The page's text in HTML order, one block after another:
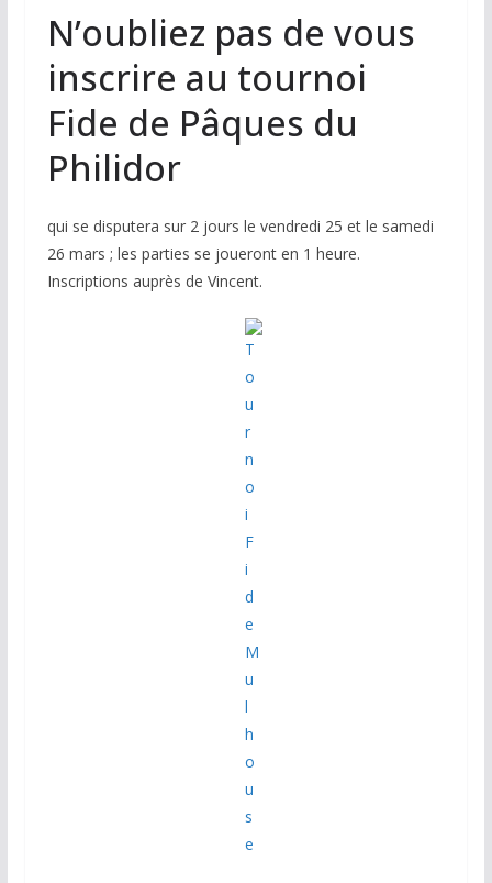
N’oubliez pas de vous
inscrire au tournoi
Fide de Pâques du
Philidor
qui se disputera sur 2 jours le vendredi 25 et le samedi
26 mars ; les parties se joueront en 1 heure.
Inscriptions auprès de Vincent.